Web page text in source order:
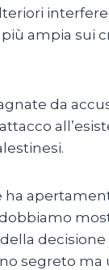
ampia sui
da
ha
decisione
segreto ma